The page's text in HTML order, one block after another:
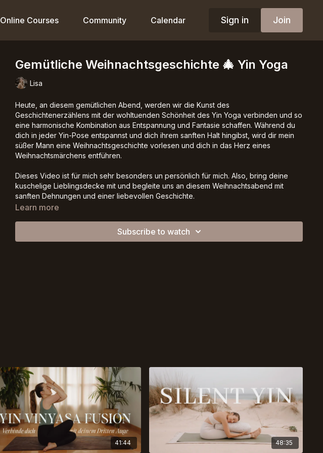
Online Courses Community Calendar Sign in Join
Gemütliche Weihnachtsgeschichte 🎄 Yin Yoga
Lisa
Heute, an diesem gemütlichen Abend, werden wir die Kunst des
Geschichtenerzählens mit der wohltuenden Schönheit des Yin Yoga verbinden und so
eine harmonische Kombination aus Entspannung und Fantasie schaffen. Während du
dich in jeder Yin-Pose entspannst und dich ihrem sanften Halt hingibst, wird dir mein
süßer Mann eine Weihnachtsgeschichte vorlesen und dich in das Herz eines
Weihnachtsmärchens entführen.
Dieses Video ist für mich sehr besonders un persönlich für mich. Also, bring deine
kuschelige Lieblingsdecke mit und begleite uns an diesem Weihnachtsabend mit
sanften Dehnungen und einer liebevollen Geschichte.
Learn more
Subscribe to watch
41:44 48:35